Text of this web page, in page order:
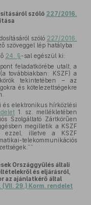
szóló 227/2016.
szóló 227/2016.
szöveggel lép hatályba:
24. §-sal egészül ki:
feladatkörébe utalt, a
továbbiakban: KSZF) a
tekintetében – az
és kötelezettségekre
és elektronikus hírközlési
1. sz. mellékletében
Szolgáltató Zártkörűen
megilletik a KSZF
ezzel, illetve a KSZF
telekommunikációs
Országgyűlés általi
és eljárásról,
az ajánlatkérő által
(VII. 29.) Korm. rendelet